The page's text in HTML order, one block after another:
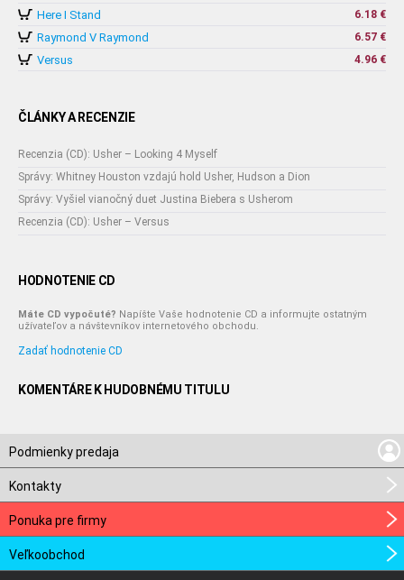
Here I Stand 6.18 €
Raymond V Raymond 6.57 €
Versus 4.96 €
ČLÁNKY A RECENZIE
Recenzia (CD): Usher – Looking 4 Myself
Správy: Whitney Houston vzdajú hold Usher, Hudson a Dion
Správy: Vyšiel vianočný duet Justina Biebera s Usherom
Recenzia (CD): Usher – Versus
HODNOTENIE CD
Máte CD vypočuté? Napíšte Vaše hodnotenie CD a informujte ostatným
užívateľov a návštevníkov internetového obchodu.
Zadať hodnotenie CD
KOMENTÁRE K HUDOBNÉMU TITULU
Podmienky predaja
Kontakty
Ponuka pre firmy
Veľkoobchod